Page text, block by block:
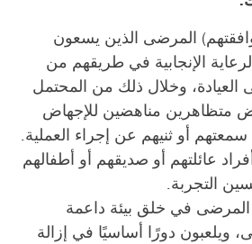
المرضى الذين يسعون
الإنجابية في طريقهم من
العيادة، وخلال ذلك من المحتمل
متظاهرين مناهضين للإجهاض
أو ثنيهم عن إجراء العملية.
عائلتهم أو صديقهم أو أطفالهم
التجربة.
في خلق بيئة داعمة
ويلعبون دورًا أساسيًا في إزالة